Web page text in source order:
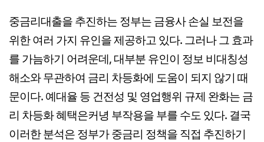
중금리대출을 추진하는 정부는 금융사 손실 보전을
위한 여러 가지 유인을 제공하고 있다. 그러나 그 효과
를 가늠하기 어려운데, 대부분 유인이 정보 비대칭성
해소와 무관하여 금리 차등화에 도움이 되지 않기 때
문이다. 예대율 등 건전성 및 영업행위 규제 완화는 금
리 차등화 혜택은커녕 부작용을 부를 수도 있다. 결국
이러한 분석은 정부가 중금리 정책을 직접 추진하기